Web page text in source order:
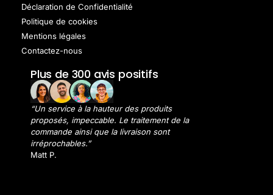
Déclaration de Confidentialité
Politique de cookies
Mentions légales
Contactez-nous
Plus de 300 avis positifs
“Un service à la hauteur des produits
proposés, impeccable. Le traitement de la
commande ainsi que la livraison sont
irréprochables.”
Matt P.